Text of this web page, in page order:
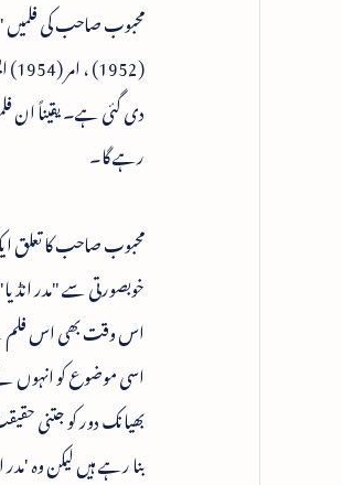
دی گئی ہے۔ یقیناً ان
رہے گا۔
محبوب صاحب کا تعلق
خوبصورتی سے "مدر
اس وقت بھی اس فلم
اسی موضوع کو انہوں
بھیانک دور کو جتنی
بنا رہے ہیں لیکن وہ